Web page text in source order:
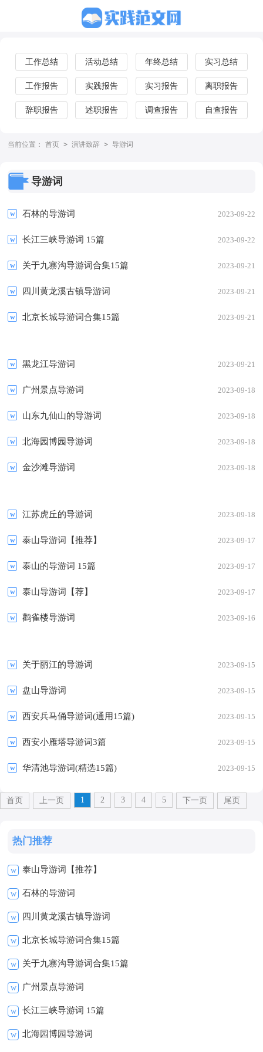
工作总结 活动总结 年终总结 实习总结
工作报告 实践报告 实习报告 离职报告
辞职报告 述职报告 调查报告 自查报告
当前位置： 首页 > 演讲致辞 > 导游词
导游词
石林的导游词 2023-09-22
长江三峡导游词 15篇 2023-09-22
关于九寨沟导游词合集15篇 2023-09-21
四川黄龙溪古镇导游词 2023-09-21
北京长城导游词合集15篇 2023-09-21
黑龙江导游词 2023-09-21
广州景点导游词 2023-09-18
山东九仙山的导游词 2023-09-18
北海园博园导游词 2023-09-18
金沙滩导游词 2023-09-18
江苏虎丘的导游词 2023-09-18
泰山导游词【推荐】 2023-09-17
泰山的导游词 15篇 2023-09-17
泰山导游词【荐】 2023-09-17
鹳雀楼导游词 2023-09-16
关于丽江的导游词 2023-09-15
盘山导游词 2023-09-15
西安兵马俑导游词(通用15篇) 2023-09-15
西安小雁塔导游词3篇 2023-09-15
华清池导游词(精选15篇) 2023-09-15
首页 上一页 1 2 3 4 5 下一页 尾页
热门推荐
w 泰山导游词【推荐】
w 石林的导游词
w 四川黄龙溪古镇导游词
w 北京长城导游词合集15篇
w 关于九寨沟导游词合集15篇
w 广州景点导游词
w 长江三峡导游词 15篇
w 北海园博园导游词